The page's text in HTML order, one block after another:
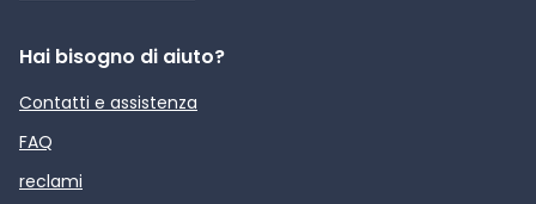
Hai bisogno di aiuto?
Contatti e assistenza
FAQ
reclami